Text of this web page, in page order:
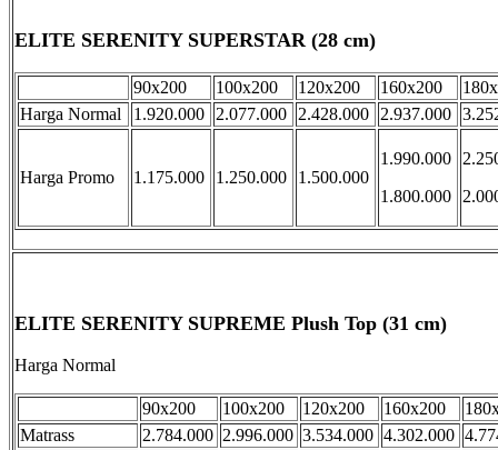
ELITE SERENITY SUPERSTAR (28 cm)
90x200 100x200 120x200 160x200
Harga Normal
1.920.000 2.077.000 2.428.000 2.937.000
Harga Promo 1.175.000 1.250.000 1.500.000
1.990.000
1.800.000
ELITE SERENITY SUPREME Plush Top (31 cm)
Harga Normal
90x200 100x200 120x200 160x200
Matrass
2.784.000 2.996.000 3.534.000 4.302.000